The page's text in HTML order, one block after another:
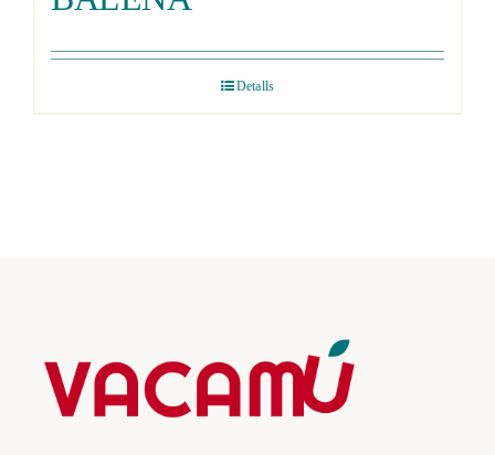
Detalls